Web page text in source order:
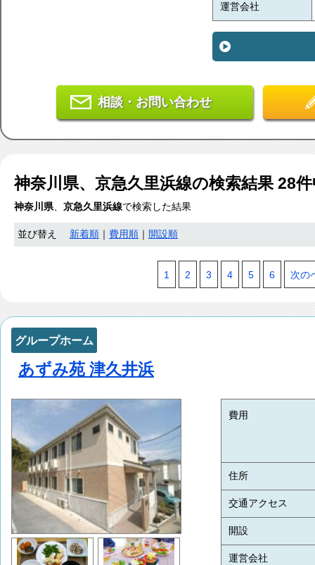
運営会社
相談・お問い合わせ
神奈川県、京急久里浜線の検索結果 28
神奈川県、 京急久里浜線で検索した結果
並び替え 新着順 費用順 開設順
1 2 3 4 5 6 次の
グループホーム
あずみ苑 津久井浜
費用
住所
交通アクセス
開設
運営会社